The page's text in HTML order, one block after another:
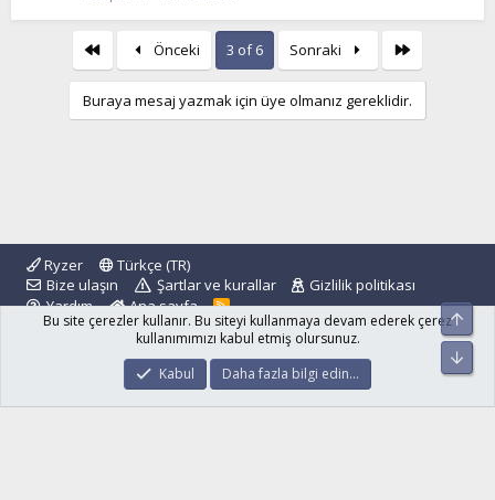
Önceki 3 of 6 Sonraki Son
Buraya mesaj yazmak için üye olmanız gereklidir.
Ryzer
Türkçe (TR)
Bize ulaşın
Şartlar ve kurallar
Gizlilik politikası
Yardım
Ana sayfa
R
S
S
Community platform by XenForo ® © 2010-2024 XenForo Ltd.
© 2001 - 2024
Bu site çerezler kullanır. Bu siteyi kullanmaya devam ederek çerez
kullanımımızı kabul etmiş olursunuz.
Kabul
Daha fazla bilgi edin…
Üst
Alt